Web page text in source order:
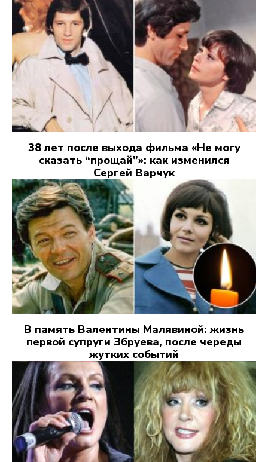
38 лет после выхода фильма «Не могу
сказать “прощай”»: как изменился
Сергей Варчук
В память Валентины Малявиной: жизнь
первой супруги Збруева, после череды
жутких событий